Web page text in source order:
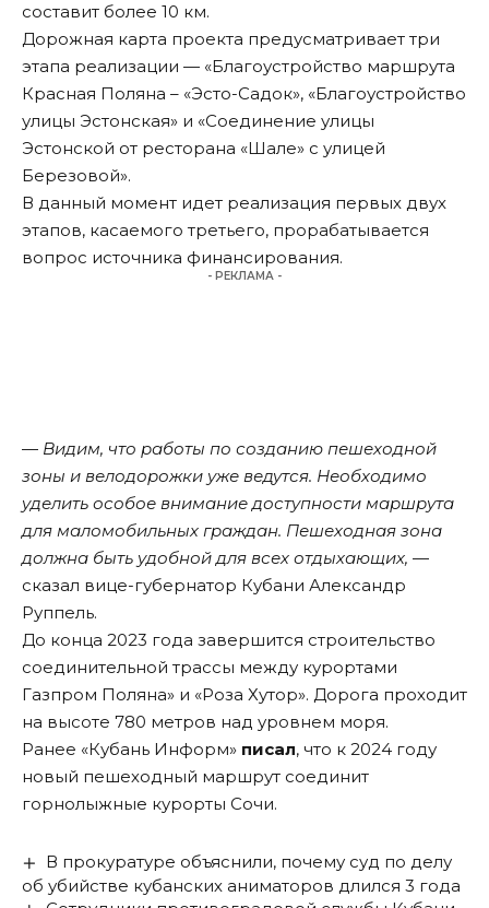
составит более 10 км.
Дорожная карта проекта предусматривает три
этапа реализации — «Благоустройство маршрута
Красная Поляна – «Эсто-Садок», «Благоустройство
улицы Эстонская» и «Соединение улицы
Эстонской от ресторана «Шале» с улицей
Березовой».
В данный момент идет реализация первых двух
этапов, касаемого третьего, прорабатывается
вопрос источника финансирования.
- РЕКЛАМА -
— Видим, что работы по созданию пешеходной
зоны и велодорожки уже ведутся. Необходимо
уделить особое внимание доступности маршрута
для маломобильных граждан. Пешеходная зона
должна быть удобной для всех отдыхающих, —
сказал вице-губернатор Кубани Александр
Руппель.
До конца 2023 года завершится строительство
соединительной трассы между курортами
Газпром Поляна» и «Роза Хутор». Дорога проходит
на высоте 780 метров над уровнем моря.
Ранее «Кубань Информ» писал, что к 2024 году
новый пешеходный маршрут соединит
горнолыжные курорты Сочи.
В прокуратуре объяснили, почему суд по делу
об убийстве кубанских аниматоров длился 3 года